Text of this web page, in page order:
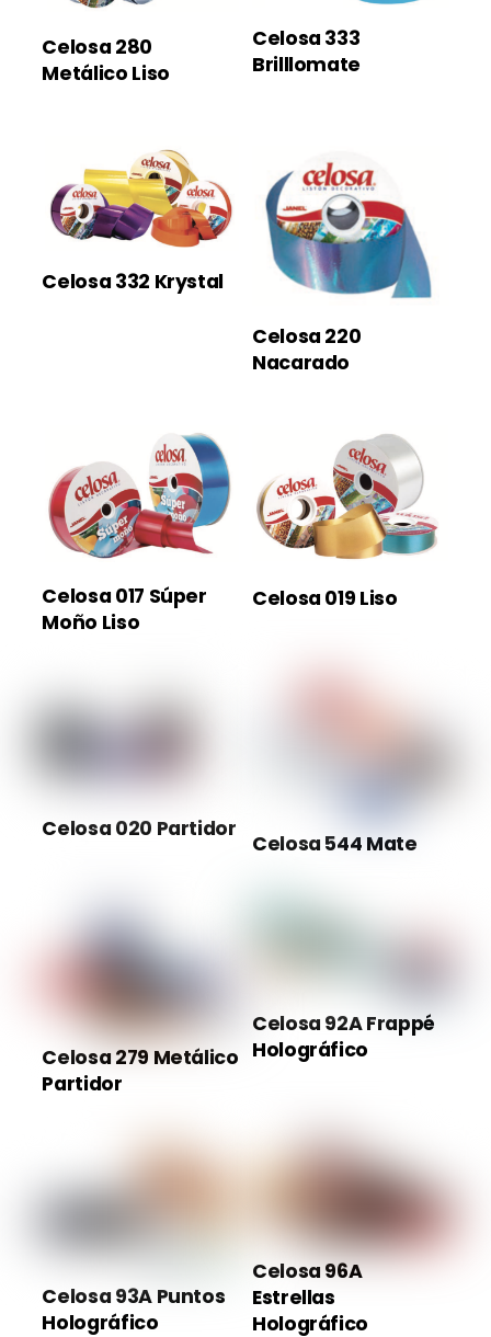
Celosa 280
Metálico Liso
Celosa 333
Brilllomate
Celosa 332 Krystal
Celosa 220
Nacarado
Celosa 017 Súper
Moño Liso
Celosa 019 Liso
Celosa 020 Partidor
Celosa 544 Mate
Celosa 279 Metálico
Partidor
Celosa 92A Frappé
Holográfico
Celosa 93A Puntos
Holográfico
Celosa 96A
Estrellas
Holográfico